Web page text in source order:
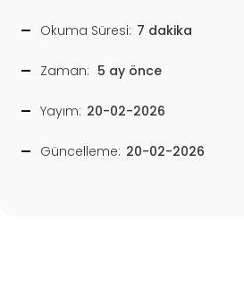
Okuma Süresi: 7 dakika
Zaman: 5 ay önce
Yayım: 20-02-2026
Güncelleme: 20-02-2026